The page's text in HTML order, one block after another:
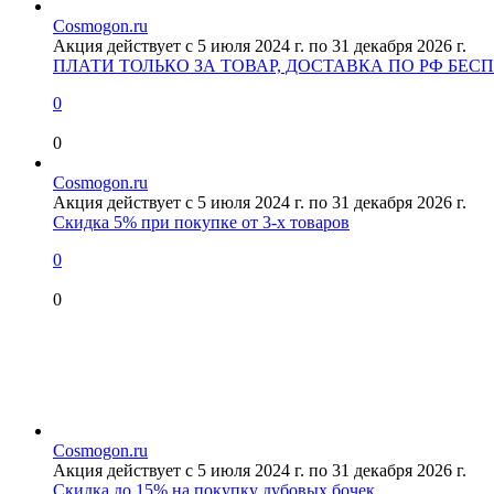
Cosmogon.ru
Акция действует с 5 июля 2024 г. по 31 декабря 2026 г.
ПЛАТИ ТОЛЬКО ЗА ТОВАР, ДОСТАВКА ПО РФ
0
0
Cosmogon.ru
Акция действует с 5 июля 2024 г. по 31 декабря 2026 г.
Скидка 5% при покупке от 3-х товаров
0
0
Cosmogon.ru
Акция действует с 5 июля 2024 г. по 31 декабря 2026 г.
Скидка до 15% на покупку дубовых бочек